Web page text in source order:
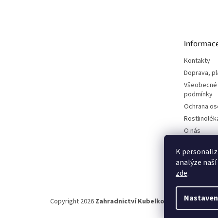
K
analýze
zde.
Kontakty
Doprava,
podmínky
Ochrana
O nás
Copyright 2026 Zahradnictví Kubelkovi . Všechna práva